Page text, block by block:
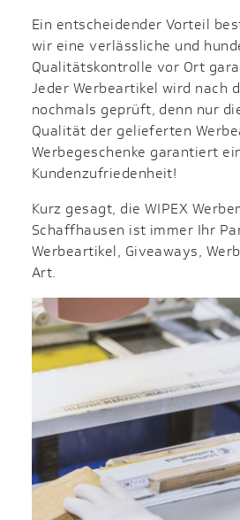
Ein entscheidender Vorteil
wir eine verlässliche und
Qualitätskontrolle vor Ort
Jeder Werbeartikel wird nach
nochmals geprüft, denn nur
Qualität der gelieferten
Werbegeschenke garantiert
Kundenzufriedenheit!
Kurz gesagt, die WIPEX
Schaffhausen ist immer Ihr
Werbeartikel, Giveaways,
Art.